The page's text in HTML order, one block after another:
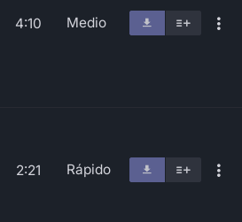
4:10 Medio
2:21 Rápido